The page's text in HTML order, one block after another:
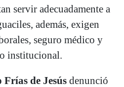
servir adecuadamente a
además, exigen
seguro médico y
institucional.
de Jesús denunció